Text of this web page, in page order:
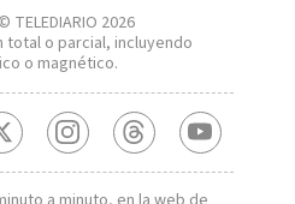
TELEDIARIO 2026
o parcial, incluyendo
o magnético.